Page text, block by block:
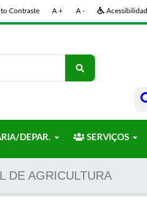
Contraste A + A -
DEPAR. SERVIÇOS
DE AGRICULTURA